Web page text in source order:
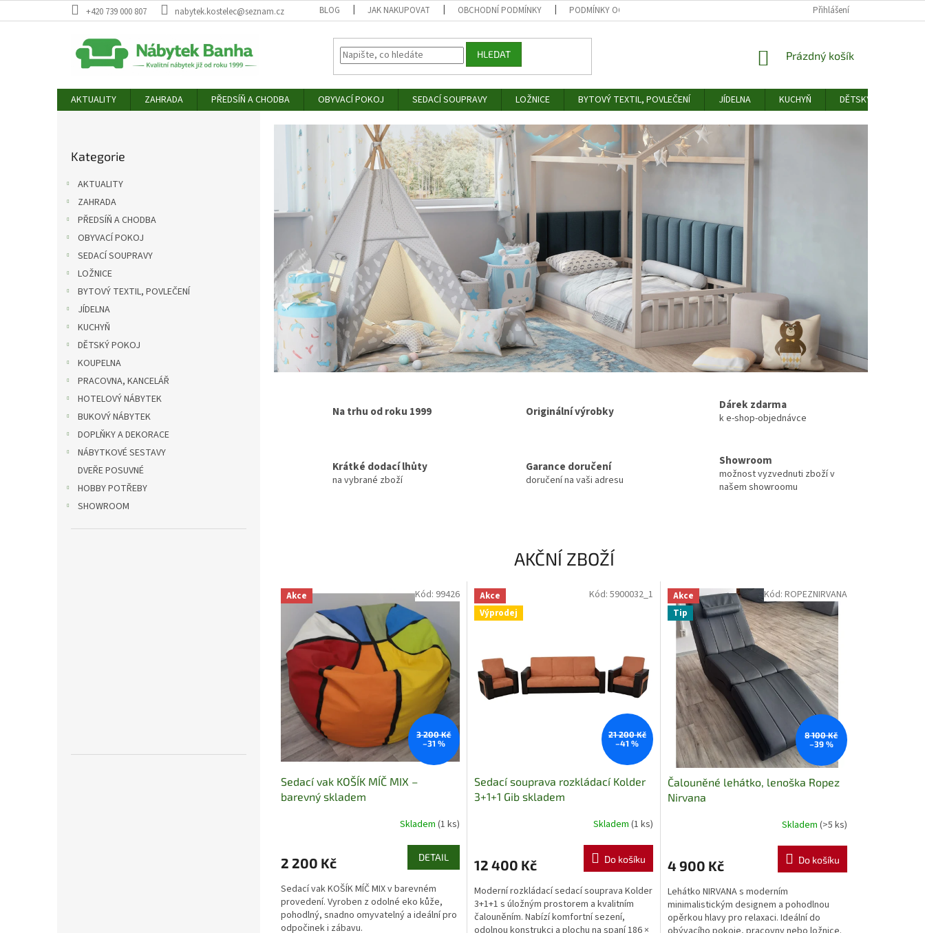
na
+420 739 000 807 nabytek.kostelec@seznam.cz BLOG JAK NAKUPOVAT OBCHODNÍ PODMÍNKY PODMÍNKY OCHRANY OSOBNÍCH ÚDAJŮ ODSTOUPENÍ OD SMLOUVY
Přihlášení
HLEDAT
NÁKUPNÍ
Prázdný košík
AKTUALITY ZAHRADA PŘEDSÍŇ A CHODBA OBYVACÍ POKOJ SEDACÍ SOUPRAVY LOŽNICE BYTOVÝ TEXTIL, POVLEČENÍ JÍDELNA KUCHYŇ DĚTSKÝ POKOJ
kategorie
Kategorie
AKTUALITY
ZAHRADA
PŘEDSÍŇ A CHODBA
OBYVACÍ POKOJ
SEDACÍ SOUPRAVY
LOŽNICE
BYTOVÝ TEXTIL, POVLEČENÍ
JÍDELNA
KUCHYŇ
DĚTSKÝ POKOJ
KOUPELNA
PRACOVNA, KANCELÁŘ
HOTELOVÝ NÁBYTEK
BUKOVÝ NÁBYTEK
DOPLŇKY A DEKORACE
NÁBYTKOVÉ SESTAVY
DVEŘE POSUVNÉ
HOBBY POTŘEBY
SHOWROOM
N
e
r
o
d
ů
m
a
Na trhu od roku 1999 Originální výrobky Dárek zdarma
k e-shop-objednávce
Krátké dodací lhůty
na vybrané zboží
Garance doručení
doručení na vaši adresu
Showroom
možnost vyzvednuti zboží v
našem showroomu
AKČNÍ ZBOŽÍ
Akce
3 200 Kč
–31 %
Sedací vak KOŠÍK MÍČ MIX –
barevný skladem
Skladem (1 ks)
2 200 Kč DETAIL
Sedací vak KOŠÍK MÍČ MIX v barevném
provedení. Vyroben z odolné eko kůže,
pohodlný, snadno omyvatelný a ideální pro
odpočinek i zábavu.
Kód: 99426
Akce
Výprodej
21 200 Kč
–41 %
Sedací souprava rozkládací Kolder
3+1+1 Gib skladem
Skladem (1 ks)
12 400 Kč Do košíku
Moderní rozkládací sedací souprava Kolder
3+1+1 s úložným prostorem a kvalitním
čalouněním. Nabízí komfortní sezení,
odolnou konstrukci a plochu na spaní 186 ×
Kód: 5900032_1
Akce
Tip
8 100 Kč
–39 %
Čalouněné lehátko, lenoška Ropez
Nirvana
Skladem (>5 ks)
4 900 Kč Do košíku
Lehátko NIRVANA s moderním
minimalistickým designem a pohodlnou
opěrkou hlavy pro relaxaci. Ideální do
Kód: ROPEZNIRVANA